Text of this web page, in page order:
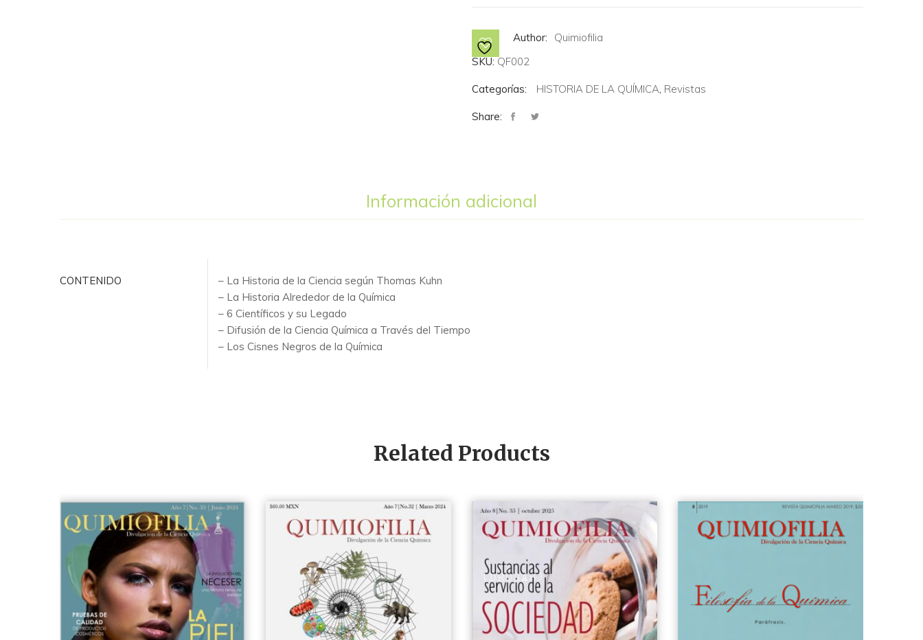
Química
cantidad
Author:
Quimiofilia
SKU:QF002
Categorías: HISTORIA DE LA QUÍMICA Revistas
Share:
Información adicional
CONTENIDO
– La Historia de la Ciencia según Thomas Kuhn
– La Historia Alrededor de la Química
– 6 Científicos y su Legado
– Difusión de la Ciencia Química a Través del Tiempo
– Los Cisnes Negros de la Química
Related Products